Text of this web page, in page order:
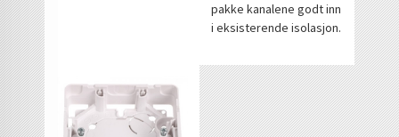
pakke kanalene godt inn
i eksisterende isolasjon.